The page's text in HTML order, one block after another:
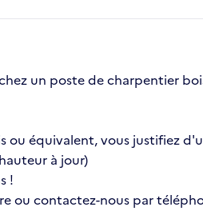
un poste de charpentier
ou équivalent, vous justifiez
à jour)
!
ou contactez-nous par